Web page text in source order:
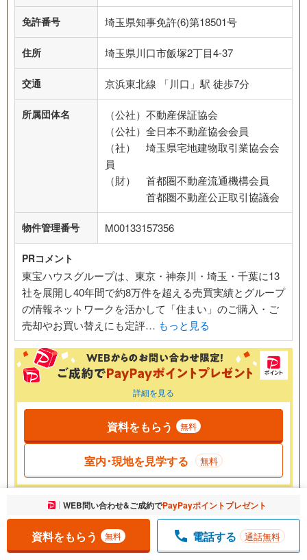
免許番号 埼玉県知事免許(6)第18501号
住所 埼玉県川口市飯塚2丁目4-37
交通 京浜東北線 「川口」駅 徒歩7分
所属団体名
（公社）不動産保証協会
（公社）全日本不動産協会会員
（社） 埼玉県宅地建物取引業協会会
員
（財） 首都圏不動産流通機構会員
首都圏不動産公正取引協議会
物件管理番号 M00133157356
PRコメント
東宝ハウスグループは、東京・神奈川・埼玉・千葉に13
社を展開し40年間で約8万件を超える売買実績とグループ
の情報ネットワークを活かして「住まい」のご購入・ご
売却やお買い替えにも定評… もっと見る
詳細を見る
資料をもらう 無料
室内･現地を見学する 無料
株式会社スターフォレスト 六本木店
おすすめ 成約でもらえる 現地見学会開催中
お気に入りに追加しました。 一覧を開く
WEB問い合わせ&ご成約でPayPayポイントプレゼント
資料をもらう 無料 電話する 通話無料